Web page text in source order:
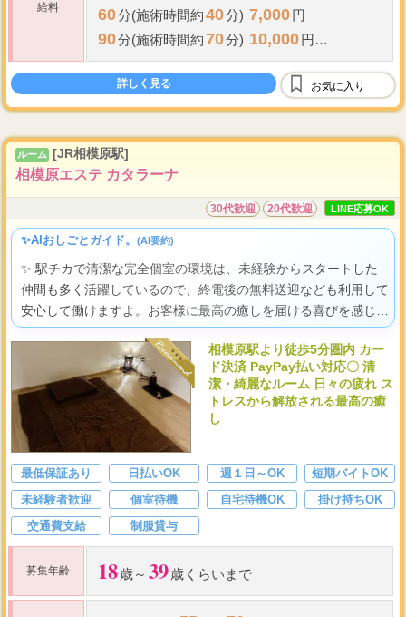
給料 60分(施術時間約40分) 7,000円
90分(施術時間約70分) 10,000円
120分(施術時間約100分)13,000円
※deep lymph
詳しく見る お気に入り
ルーム [JR相模原駅]
相模原エステ カタラーナ
30代歓迎 20代歓迎 LINE応募OK
✨AIおしごとガイド。 (AI要約)
✨ 駅チカで清潔な完全個室の環境は、未経験からスタートした
仲間も多く活躍しているので、終電後の無料送迎なども利用して
安心して働けますよ。お客様に最高の癒しを届ける喜びを感じな
がら、あなたらしい輝きをきっと見つけられるはずです。
相模原駅より徒歩5分圏内 カー
ド決済 PayPay払い対応〇 清
潔・綺麗なルーム 日々の疲れ ス
トレスから解放される最高の癒
し
最低保証あり 日払いOK 週１日～OK
短期バイトOK
未経験者歓迎
個室待機 自宅待機OK
掛け持ちOK
交通費支給
制服貸与
募集年齢 18歳～ 39歳くらいまで